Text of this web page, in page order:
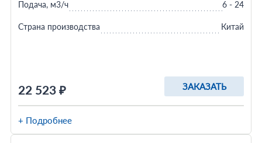
22 523 ₽ ЗАКАЗАТЬ
Подача, м3/ч 6 - 24
Страна производства Китай
+ Подробнее